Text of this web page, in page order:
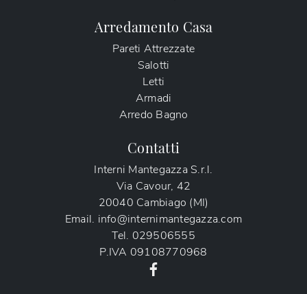
Arredamento Casa
Pareti Attrezzate
Salotti
Letti
Armadi
Arredo Bagno
Contatti
Interni Mantegazza S.r.l.
Via Cavour, 42
20040 Cambiago (MI)
Email. info@internimantegazza.com
Tel. 029506555
P.IVA 09108770968